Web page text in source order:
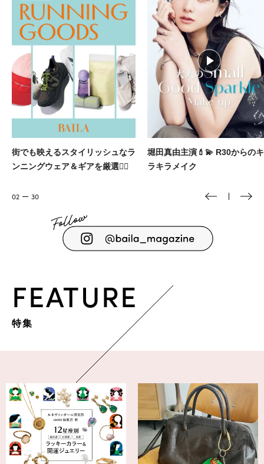
タイリッシュなラ
＆ギアを厳選🏃‍♀️
堀田真由主演💄💫 R30からのキ
ラキラメイク
大人に似合
02 30
FEATURE
特集